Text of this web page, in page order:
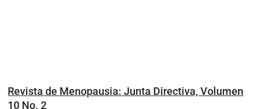
Revista de Menopausia: Junta Directiva, Volumen
10 No. 2